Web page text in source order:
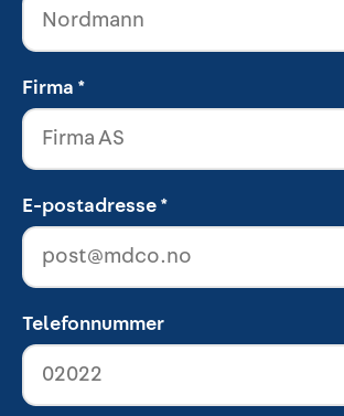
Firma *
E-postadresse *
Telefonnummer